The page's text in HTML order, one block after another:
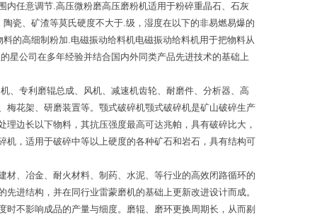
任意调节.高压微粉磨高压磨粉机适用于粉碎重晶石、石灰
瓷、矿渣等莫氏硬度不大于.级，湿度在以下的非易燃易爆的
的高细制粉加.电磁振动给料机电磁振动给料机用于把物料从
星公司在多年经验并结合国内外同类产品先进技术的基础上
、专利磨辊总成、风机、减速机齿轮、耐磨件、分析器、高
花架、研磨装置等。颚式破碎机颚式破碎机是矿山破碎生产
边长以下物料，其抗压强度最高可达兆帕，具有破碎比大，
，适用于破碎中等以上硬度的各种矿石和岩石，具有结构可
、冶金、耐火材料、制药、水泥、等行业的高效闭路循环的
进结构，并在同行业雷蒙磨机的基础上更新改进设计而成。
不影响成品的产量与细度。磨辊、磨环更换周期长，从而剔